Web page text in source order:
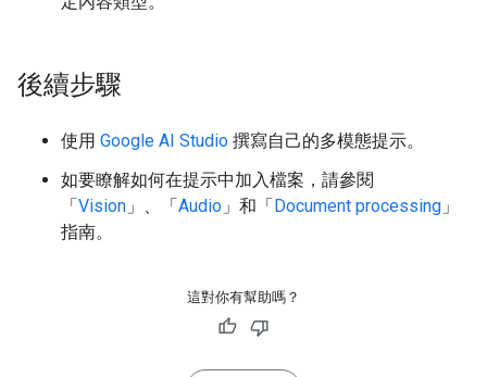
後續步驟
使用 Google AI Studio 撰寫自己的多模態提示。
如要瞭解如何在提示中加入檔案，請參閱
「Vision 」、「Audio 」和「Document processing 」
指南。
這對你有幫助嗎？